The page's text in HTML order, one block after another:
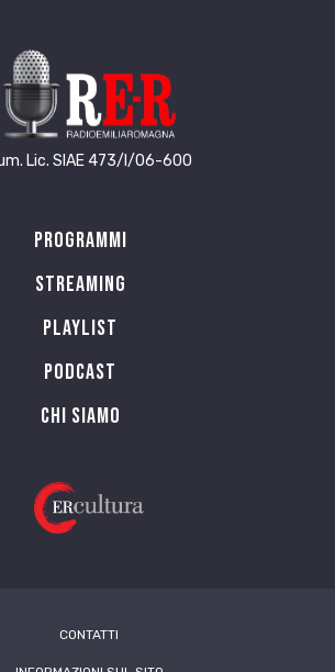
Lic. SIAE 473/I/06-600
Programmi
Streaming
Playlist
PODCAST
Chi siamo
CONTATTI